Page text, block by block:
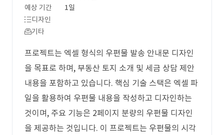
예상 기간
1일
디자인
기타
프로젝트는 엑셀 형식의 우편물 발송 안내문 디자인
을 목표로 하며, 부동산 토지 소개 및 세금 상담 제안
내용을 포함하고 있습니다. 핵심 기술 스택은 엑셀 파
일을 활용하여 우편물 내용을 작성하고 디자인하는
것이며, 주요 기능은 2페이지 분량의 우편물 디자인
을 제공하는 것입니다. 이 프로젝트는 우편물의 시각